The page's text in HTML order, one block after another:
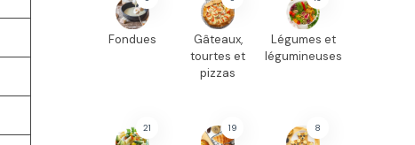
Fondues
Gâteaux,
tourtes et
pizzas
Légumes et
légumineuses
21 19 8